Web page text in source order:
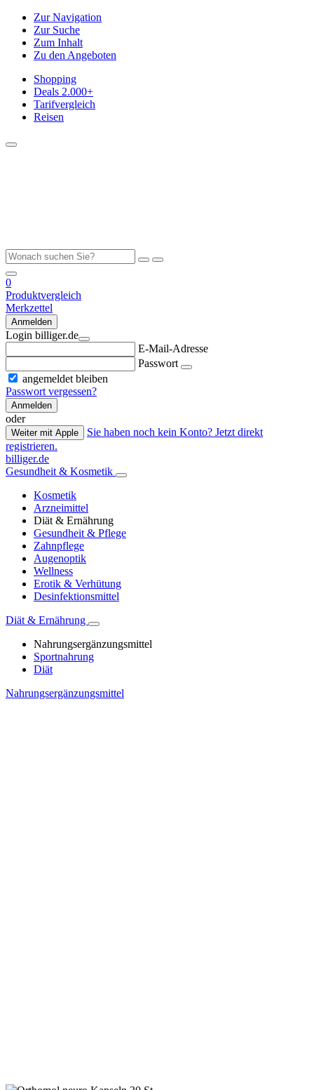
Zur Navigation
Zur Suche
Zum Inhalt
Zu den Angeboten
Shopping
Deals 2.000+
Tarifvergleich
Reisen
0
Produktvergleich
Merkzettel
Anmelden
Login billiger.de
E-Mail-Adresse
Passwort
angemeldet bleiben
Passwort vergessen?
Anmelden
oder
Weiter mit Apple
Sie haben noch kein Konto? Jetzt direkt
registrieren.
billiger.de
Gesundheit & Kosmetik
Kosmetik
Arzneimittel
Diät & Ernährung
Gesundheit & Pflege
Zahnpflege
Augenoptik
Wellness
Erotik & Verhütung
Desinfektionsmittel
Diät & Ernährung
Nahrungsergänzungsmittel
Sportnahrung
Diät
Nahrungsergänzungsmittel